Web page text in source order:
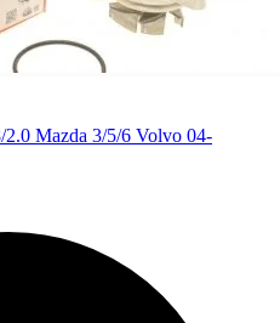
Mazda 3/5/6 Volvo 04-